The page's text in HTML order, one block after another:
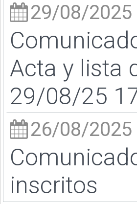
29/08/2025
Acta y lista
29/08/25
26/08/2025
inscritos